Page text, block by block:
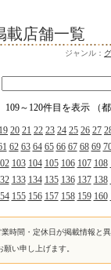
載店舗一覧
ジャンル：
109～120件目を表示 （
19 20 21 22 23 24 25 26 27
62 63 64 65 66 67 68 69
103 104 105 106 107 108
133 134 135 136 137 138
155 156 157 158 159 160
時間・定休日が掲載情報と
い申し上げます。